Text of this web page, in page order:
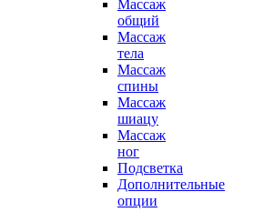
Массаж
общий
Массаж
тела
Массаж
спины
Массаж
шиацу
Массаж
ног
Подсветка
Дополнительные
опции